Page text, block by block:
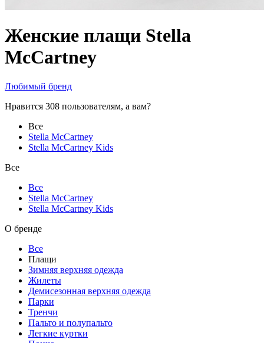
Женские плащи Stella
McCartney
Любимый бренд
Нравится 308 пользователям, а вам?
Все
Stella McCartney
Stella McCartney Kids
Все
Все
Stella McCartney
Stella McCartney Kids
О бренде
Все
Плащи
Зимняя верхняя одежда
Жилеты
Демисезонная верхняя одежда
Парки
Тренчи
Пальто и полупальто
Легкие куртки